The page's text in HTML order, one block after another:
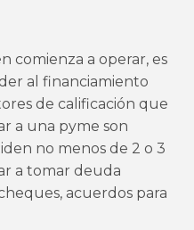
comienza a operar, es
al financiamiento
de calificación que
a una pyme son
no menos de 2 o 3
a tomar deuda
acuerdos para